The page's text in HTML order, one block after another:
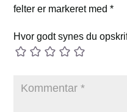
felter er markeret med*
Hvor godt synes du